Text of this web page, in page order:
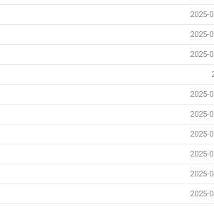
2025-
2025-
2025-
2025-
2025-
2025-
2025-
2025-
2025-